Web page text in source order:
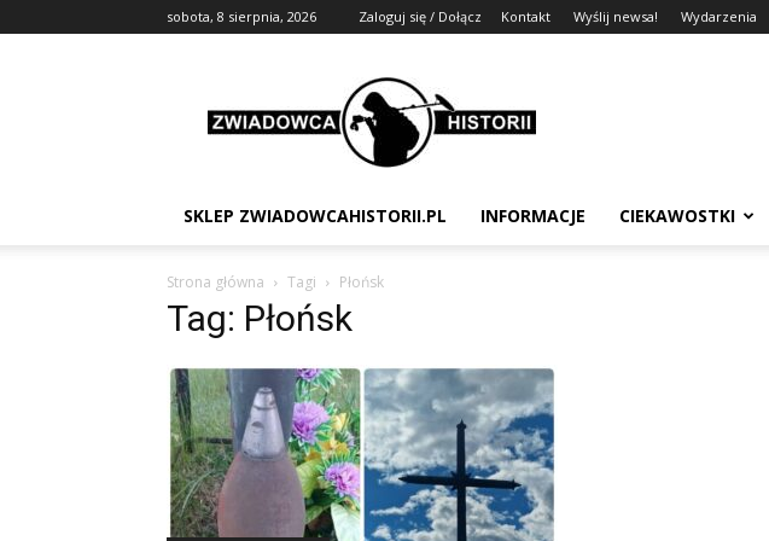
sobota, 8 sierpnia, 2026 Zaloguj się / Dołącz Kontakt Wyślij newsa! Wydarzenia
Zwiadowca
Historii
SKLEP ZWIADOWCAHISTORII.PL INFORMACJE CIEKAWOSTKI
Strona główna Tagi Płońsk
Tag: Płońsk